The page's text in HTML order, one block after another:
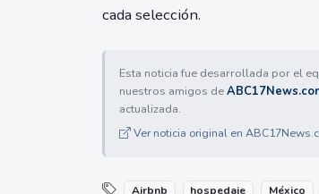
cada selección.
Esta noticia fue desarrollada por el
nuestros amigos de
actualizada.
Ver noticia original en
Airbnb hospedaje México